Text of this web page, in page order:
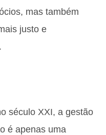
mas também
justo e
século XXI, a gestão
é apenas uma